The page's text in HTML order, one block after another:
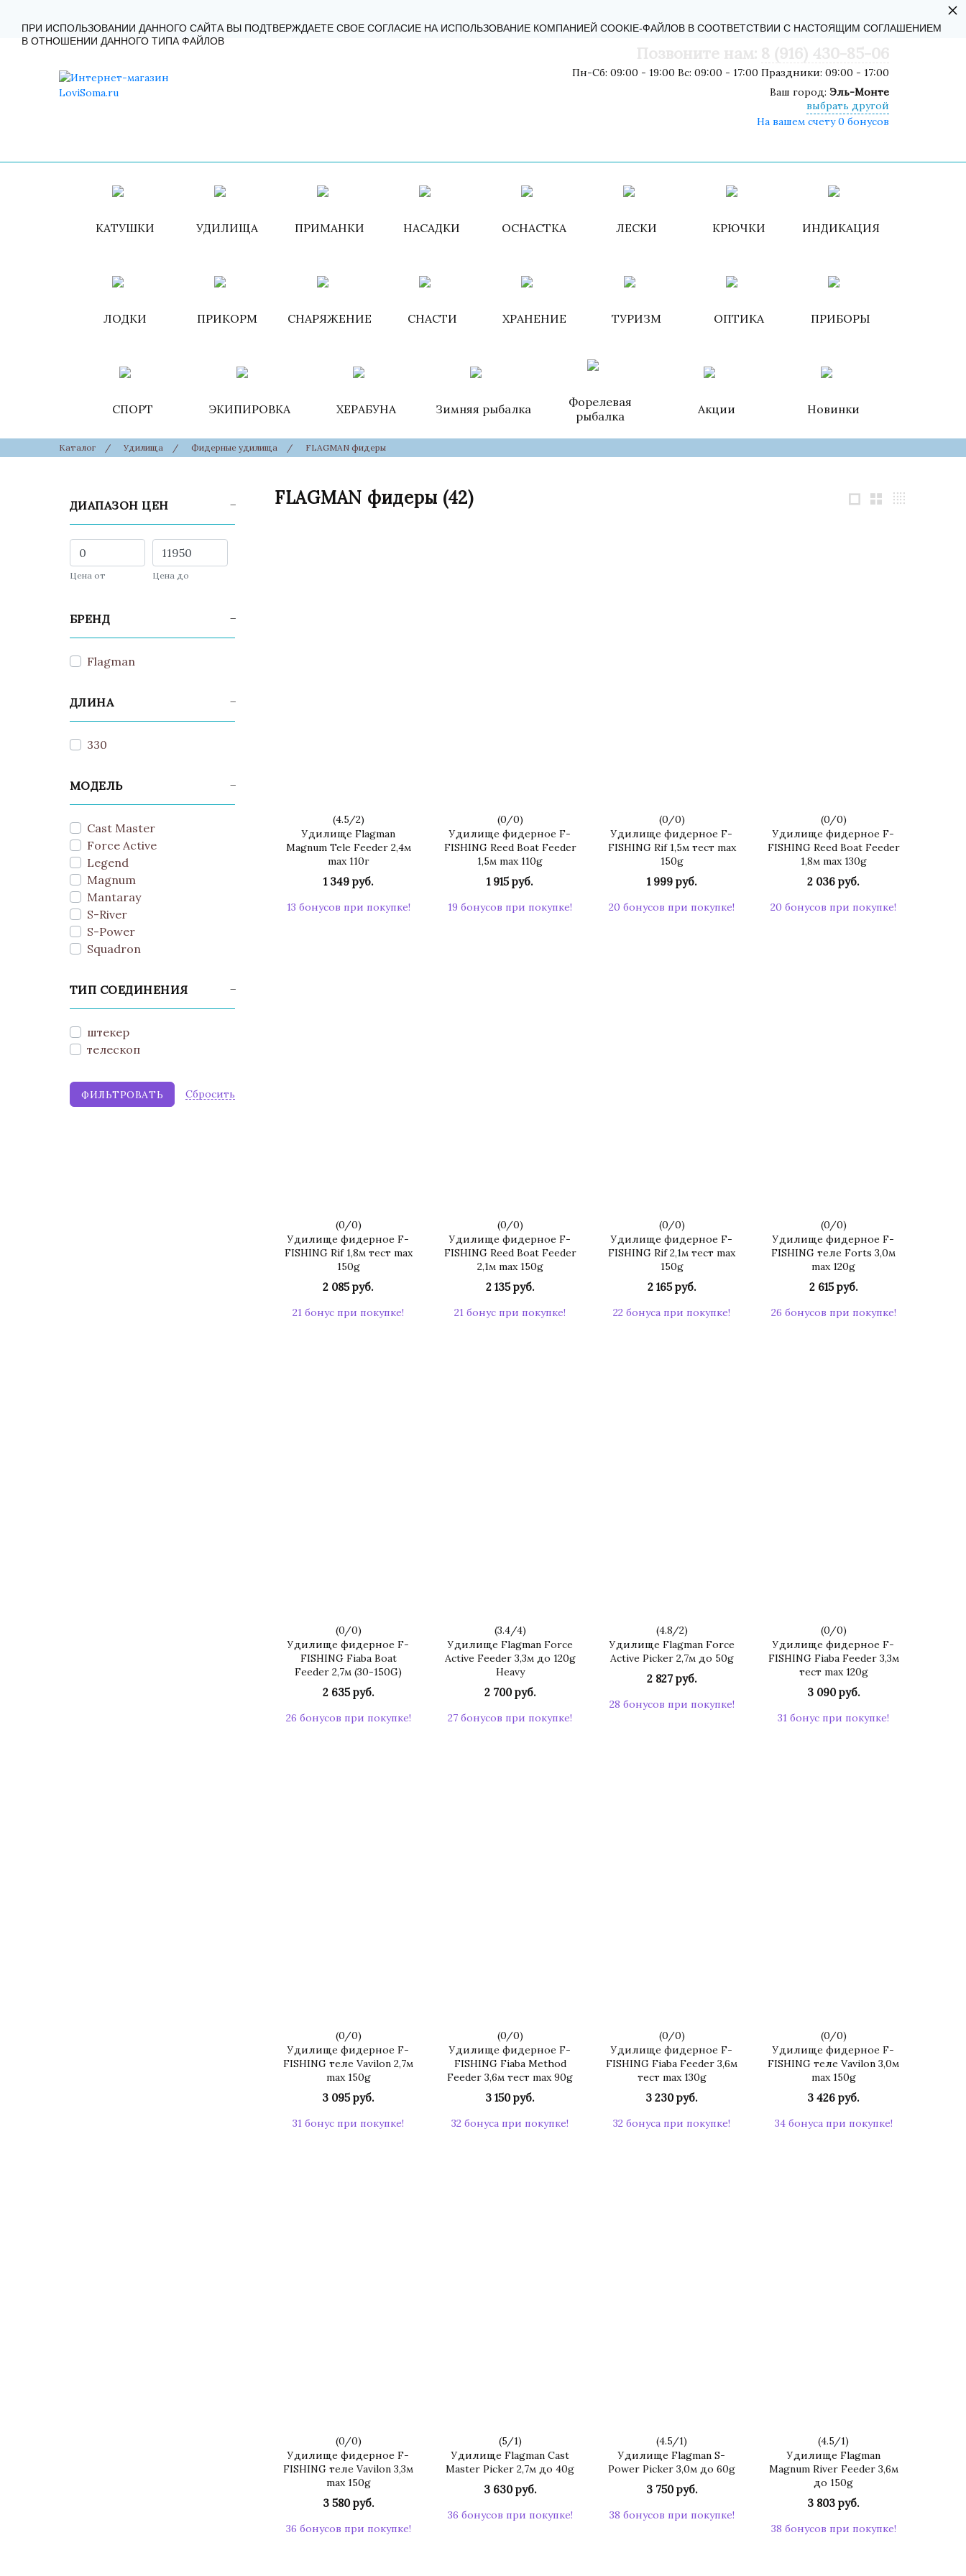
Позвоните нам: 8 (916) 430-85-06
Пн-Сб: 09:00 - 19:00 Вс: 09:00 - 17:00 Праздники: 09:00 - 17:00
Ваш город: Эль-Монте
выбрать другой
На вашем счету 0 бонусов
КАТУШКИ УДИЛИЩА ПРИМАНКИ НАСАДКИ ОСНАСТКА ЛЕСКИ КРЮЧКИ ИНДИКАЦИЯ
ЛОДКИ ПРИКОРМ СНАРЯЖЕНИЕ СНАСТИ ХРАНЕНИЕ ТУРИЗМ ОПТИКА ПРИБОРЫ
СПОРТ ЭКИПИРОВКА ХЕРАБУНА Зимняя рыбалка
Форелевая
рыбалка
Акции Новинки
Каталог / Удилища / Фидерные удилища / FLAGMAN фидеры
ДИАПАЗОН ЦЕН
Цена от Цена до
БРЕНД
Flagman
ДЛИНА
330
МОДЕЛЬ
Cast Master
Force Active
Legend
Magnum
Mantaray
S-River
S-Power
Squadron
ТИП СОЕДИНЕНИЯ
штекер
телескоп
Cбросить
FLAGMAN фидеры (42)
(4.5/2)
Удилище Flagman
Magnum Tele Feeder 2,4м
max 110г
1 349 руб.
13 бонусов при покупке!
(0/0)
Удилище фидерное F-
FISHING Reed Boat Feeder
1,5м max 110g
1 915 руб.
19 бонусов при покупке!
(0/0)
Удилище фидерное F-
FISHING Rif 1,5м тест max
150g
1 999 руб.
20 бонусов при покупке!
(0/0)
Удилище фидерное F-
FISHING Reed Boat Feeder
1,8м max 130g
2 036 руб.
20 бонусов при покупке!
(0/0)
Удилище фидерное F-
FISHING Rif 1,8м тест max
150g
2 085 руб.
21 бонус при покупке!
(0/0)
Удилище фидерное F-
FISHING Reed Boat Feeder
2,1м max 150g
2 135 руб.
21 бонус при покупке!
(0/0)
Удилище фидерное F-
FISHING Rif 2,1м тест max
150g
2 165 руб.
22 бонуса при покупке!
(0/0)
Удилище фидерное F-
FISHING теле Forts 3,0м
max 120g
2 615 руб.
26 бонусов при покупке!
(0/0)
Удилище фидерное F-
FISHING Fiaba Boat
Feeder 2,7м (30-150G)
2 635 руб.
26 бонусов при покупке!
(3.4/4)
Удилище Flagman Force
Active Feeder 3,3м до 120g
Heavy
2 700 руб.
27 бонусов при покупке!
(4.8/2)
Удилище Flagman Force
Active Picker 2,7м до 50g
2 827 руб.
28 бонусов при покупке!
(0/0)
Удилище фидерное F-
FISHING Fiaba Feeder 3,3м
тест max 120g
3 090 руб.
31 бонус при покупке!
(0/0)
Удилище фидерное F-
FISHING теле Vavilon 2,7м
max 150g
3 095 руб.
31 бонус при покупке!
(0/0)
Удилище фидерное F-
FISHING Fiaba Method
Feeder 3,6м тест max 90g
3 150 руб.
32 бонуса при покупке!
(0/0)
Удилище фидерное F-
FISHING Fiaba Feeder 3,6м
тест max 130g
3 230 руб.
32 бонуса при покупке!
(0/0)
Удилище фидерное F-
FISHING теле Vavilon 3,0м
max 150g
3 426 руб.
34 бонуса при покупке!
(0/0)
Удилище фидерное F-
FISHING теле Vavilon 3,3м
max 150g
3 580 руб.
36 бонусов при покупке!
(5/1)
Удилище Flagman Cast
Master Picker 2,7м до 40g
3 630 руб.
36 бонусов при покупке!
(4.5/1)
Удилище Flagman S-
Power Picker 3,0м до 60g
3 750 руб.
38 бонусов при покупке!
(4.5/1)
Удилище Flagman
Magnum River Feeder 3,6м
до 150g
3 803 руб.
38 бонусов при покупке!
ПРИ ИСПОЛЬЗОВАНИИ ДАННОГО САЙТА ВЫ ПОДТВЕРЖДАЕТЕ СВОЕ СОГЛАСИЕ НА ИСПОЛЬЗОВАНИЕ КОМПАНИЕЙ COOKIE-ФАЙЛОВ В СООТВЕТСТВИИ С НАСТОЯЩИМ СОГЛАШЕНИЕМ
В ОТНОШЕНИИ ДАННОГО ТИПА ФАЙЛОВ
×